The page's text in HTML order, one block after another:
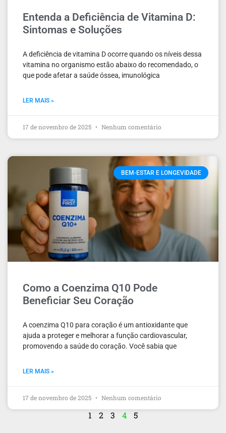
Entenda a Deficiência de Vitamina D:
Sintomas e Soluções
A deficiência de vitamina D ocorre quando os níveis dessa
vitamina no organismo estão abaixo do recomendado, o
que pode afetar a saúde óssea, imunológica
LER MAIS »
17 de novembro de 2025 Nenhum comentário
BEM-ESTAR E LONGEVIDADE
Como a Coenzima Q10 Pode
Beneficiar Seu Coração
A coenzima Q10 para coração é um antioxidante que
ajuda a proteger e melhorar a função cardiovascular,
promovendo a saúde do coração. Você sabia que
LER MAIS »
17 de novembro de 2025 Nenhum comentário
1 2 3 4 5